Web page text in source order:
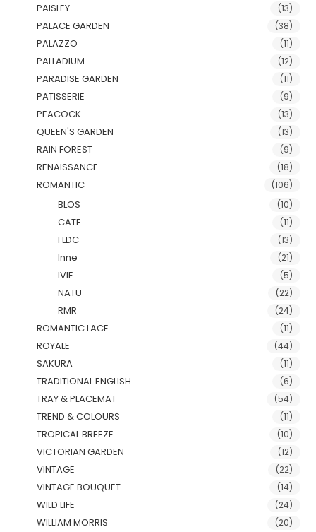
PAISLEY (13)
PALACE GARDEN (38)
PALAZZO (11)
PALLADIUM (12)
PARADISE GARDEN (11)
PATISSERIE (9)
PEACOCK (13)
QUEEN'S GARDEN (13)
RAIN FOREST (9)
RENAISSANCE (18)
ROMANTIC (106)
BLOS (10)
CATE (11)
FLDC (13)
Inne (21)
IVIE (5)
NATU (22)
RMR (24)
ROMANTIC LACE (11)
ROYALE (44)
SAKURA (11)
TRADITIONAL ENGLISH (6)
TRAY & PLACEMAT (54)
TREND & COLOURS (11)
TROPICAL BREEZE (10)
VICTORIAN GARDEN (12)
VINTAGE (22)
VINTAGE BOUQUET (14)
WILD LIFE (24)
WILLIAM MORRIS (20)